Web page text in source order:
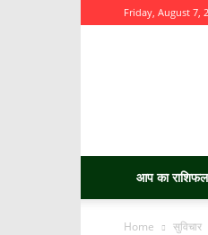
Friday, August 7,
आप का राशिफल
Home सुविचार